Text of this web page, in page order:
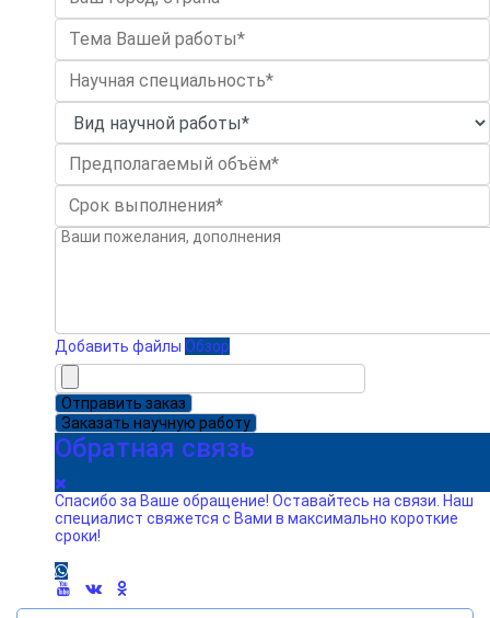
Добавить файлы Обзор
Отправить заказ
Заказать научную работу
Обратная связь
Спасибо за Ваше обращение! Оставайтесь на связи. Наш
специалист свяжется с Вами в максимально короткие
сроки!